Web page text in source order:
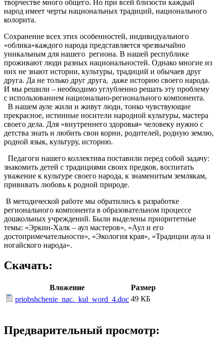
творчестве много общего. Но при всей близости каждый
народ имеет черты национальных традиций, национального
колорита.
Сохранение всех этих особенностей, индивидуального
«облика»каждого народа представляется чрезвычайно
уникальным для нашего региона. В нашей республике
проживают люди разных национальностей. Однако многие из
них не знают истории, культуры, традиций и обычаев друг
друга. Да не только друг друга, даже историю своего народа.
И мы решили – необходимо углубленно решать эту проблему
с использованием национально-регионального компонента.
В нашем ауле жили и живут люди, тонко чувствующие
прекрасное, истинные носители народной культуры, мастера
своего дела. Для «внутреннего здоровья» человеку нужно с
детства знать и любить свои корни, родителей, родную землю,
родной язык, культуру, историю.
Педагоги нашего коллектива поставили перед собой задачу:
знакомить детей с традициями своих предков, воспитать
уважение к культуре своего народа, к знаменитым землякам,
прививать любовь к родной природе.
В методической работе мы обратились к разработке
регионального компонента в образовательном процессе
дошкольных учреждений. Были выделены приоритетные
темы: «Эркин-Халк – аул мастеров», «Аул и его
достопримечательности», «Экология края», «Традиции аула и
ногайского народа».
Скачать:
Вложение
Размер
priobshchenie_nac._kul_word_4.doc 49 КБ
Предварительный просмотр: